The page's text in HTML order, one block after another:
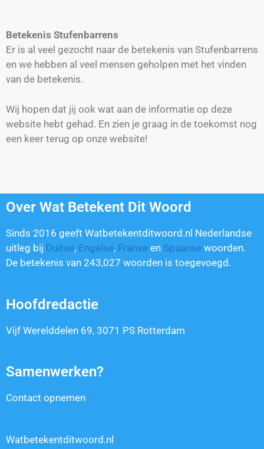
Betekenis Stufenbarrens
Er is al veel gezocht naar de betekenis van Stufenbarrens
en we hebben al veel mensen geholpen met het vinden
van de betekenis.
Wij hopen dat jij ook wat aan de informatie op deze
website hebt gehad. En zien je graag in de toekomst nog
een keer terug op onze website!
Over Wat Betekent Dit Woord
Sinds 2016 geeft Watbetekentditwoord.nl Nederlandse
uitleg bij Duitse, Engelse, Franse en Spaanse woorden.
De betekenis van 243,027 woorden is toegevoegd.
Hoofdredactie
Vijf Werelddelen 69, 3071 PS Rotterdam
Samenwerken?
Contact opnemen
Watbetekentditwoord.nl